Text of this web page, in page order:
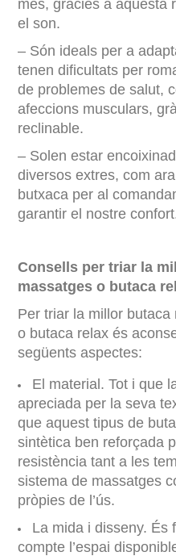
més, gràcies a aquesta
el son.
– Són ideals per a
tenen dificultats per
de problemes de salut,
afeccions musculars,
reclinable.
– Solen estar
diversos extres, com
butxaca per al
garantir el nostre
Consells per triar la
massatges o butaca
Per triar la millor
o butaca relax és
següents aspectes:
El material. Tot i que
apreciada per la seva
que aquest tipus de
sintètica ben reforçada
resistència tant a les
sistema de massatges
pròpies de l’ús.
La mida i disseny. És
compte l’espai